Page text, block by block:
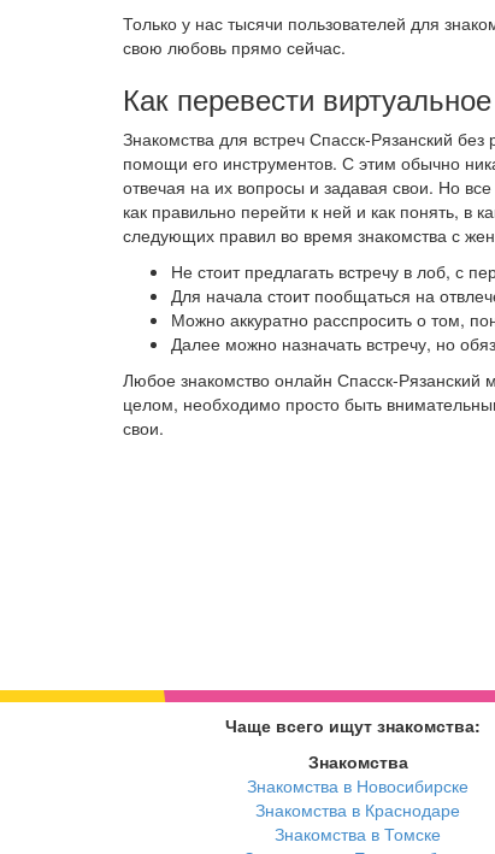
Только у нас тысячи пользователей для
свою любовь прямо сейчас.
Как перевести
Знакомства для встреч Спасск-Рязанский
помощи его инструментов. С этим обычно
отвечая на их вопросы и задавая свои. Но
как правильно перейти к ней и как понять, в
следующих правил во время знакомства с
Не стоит предлагать встречу в лоб, с
Для начала стоит пообщаться на
Можно аккуратно расспросить о том,
Далее можно назначать встречу, но
Любое знакомство онлайн Спасск-
целом, необходимо просто быть
свои.
Чаще всего ищут знакомства:
Знакомства
Знакомства в Новосибирске
Знакомства в Краснодаре
Знакомства в Томске